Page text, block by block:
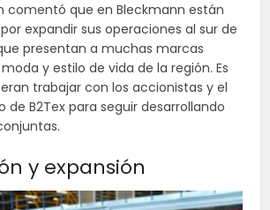
comentó que en Bleckmann están
expandir sus operaciones al sur de
presentan a muchas marcas
y estilo de vida de la región. Es
trabajar con los accionistas y el
de B2Tex para seguir desarrollando
y expansión